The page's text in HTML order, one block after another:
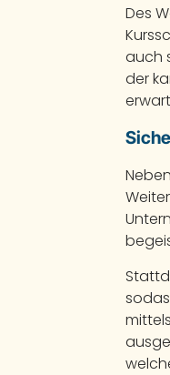
Des
auch
der